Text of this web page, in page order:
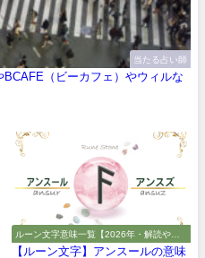
当たる占い師
（ビーカフェ）やウィルな
ルーン文字意味一覧【2026年・解読や解
釈やアルファベット】
【ルーン文字】アンスールの意味